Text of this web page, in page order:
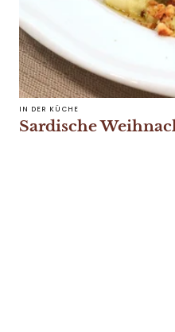
IN DER KÜCHE
Sardische